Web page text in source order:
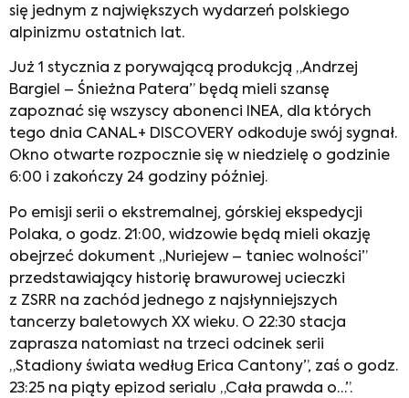
się jednym z największych wydarzeń polskiego
alpinizmu ostatnich lat.
Już 1 stycznia z porywającą produkcją „Andrzej
Bargiel – Śnieżna Patera” będą mieli szansę
zapoznać się wszyscy abonenci INEA, dla których
tego dnia CANAL+ DISCOVERY odkoduje swój sygnał.
Okno otwarte rozpocznie się w niedzielę o godzinie
6:00 i zakończy 24 godziny później.
Po emisji serii o ekstremalnej, górskiej ekspedycji
Polaka, o godz. 21:00, widzowie będą mieli okazję
obejrzeć dokument „Nuriejew – taniec wolności”
przedstawiający historię brawurowej ucieczki
z ZSRR na zachód jednego z najsłynniejszych
tancerzy baletowych XX wieku. O 22:30 stacja
zaprasza natomiast na trzeci odcinek serii
„Stadiony świata według Erica Cantony”, zaś o godz.
23:25 na piąty epizod serialu „Cała prawda o…”.